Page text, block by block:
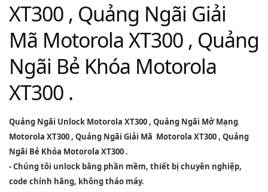
XT300 , Quảng Ngãi Giải
Mã Motorola XT300 , Quảng
Ngãi Bẻ Khóa Motorola
XT300 .
Quảng Ngãi Unlock Motorola XT300, Quảng Ngãi Mở Mạng
Motorola XT300, Quảng Ngãi Giải Mã Motorola XT300, Quảng
Ngãi Bẻ Khóa Motorola XT300.
- Chúng tôi unlock bằng phần mềm, thiết bị chuyên nghiệp,
code chính hãng, không tháo máy.